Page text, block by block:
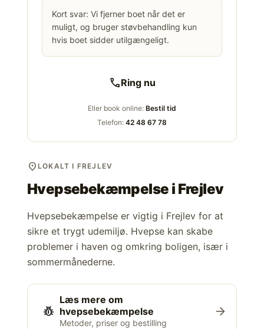
Kort svar: Vi fjerner boet når det er
muligt, og bruger støvbehandling kun
hvis boet sidder utilgængeligt.
callRing nu
Eller book online: Bestil tid
Telefon: 42 48 67 78
location_on LOKALT I FREJLEV
Hvepsebekæmpelse i Frejlev
Hvepsebekæmpelse er vigtig i Frejlev for at
sikre et trygt udemiljø. Hvepse kan skabe
problemer i haven og omkring boligen, især i
sommermånederne.
pest_control
Læs mere om
hvepsebekæmpelse
Metoder, priser og bestilling
arrow_forward